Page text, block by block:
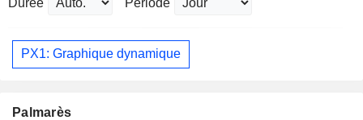
PX1: Graphique dynamique
Palmarès